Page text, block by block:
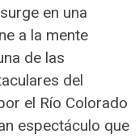
en una
a la mente
de las
del
el Río Colorado
espectáculo que